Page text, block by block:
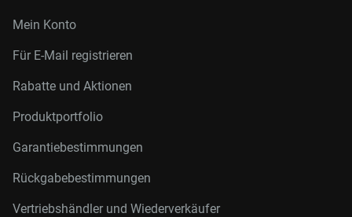
Mein Konto
Für E-Mail registrieren
Rabatte und Aktionen
Produktportfolio
Garantiebestimmungen
Rückgabebestimmungen
Vertriebshändler und Wiederverkäufer